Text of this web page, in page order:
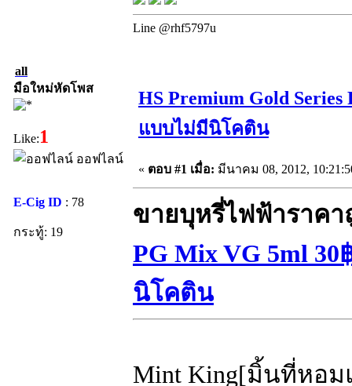
Line @rhf5797u
all
มือใหม่หัดโพส
Like:1
ออฟไลน์
E-Cig ID : 78
กระทู้: 19
HS Premium Gold
แบบไม่มีนิโคติน
« ตอบ #1 เมื่อ: มีนาคม 08, 2012,
ขายบุหรี่ไฟฟ้าราคา
PG Mix VG 5ml
นิโคติน
Mint King[มิ้นที่หอม